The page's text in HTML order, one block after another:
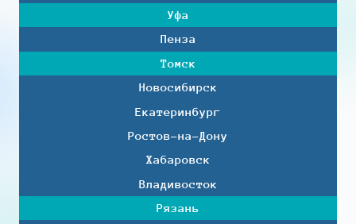
Уфа
Пенза
Томск
Новосибирск
Екатеринбург
Ростов-на-Дону
Хабаровск
Владивосток
Рязань